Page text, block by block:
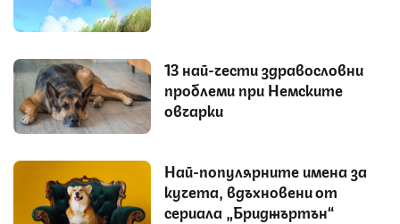
13 най-чести здравословни
проблеми при Немските
овчарки
Най-популярните имена за
кучета, вдъхновени от
сериала „Бриджъртън“